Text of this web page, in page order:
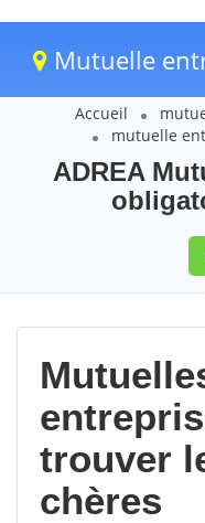
Mutuelle
Accueil
mutuelle
ADREA
trouver
chères